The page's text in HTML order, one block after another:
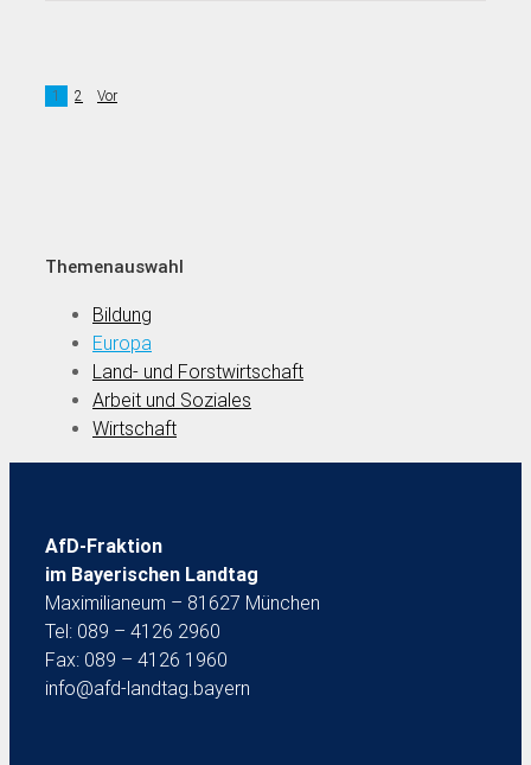
1 2 Vor
Themenauswahl
Bildung
Europa
Land- und Forstwirtschaft
Arbeit und Soziales
Wirtschaft
AfD-Fraktion
im Bayerischen Landtag
Maximilianeum – 81627 München
Tel: 089 – 4126 2960
Fax: 089 – 4126 1960
info@afd-landtag.bayern